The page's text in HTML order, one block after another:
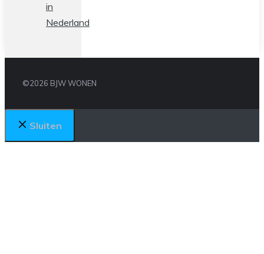
in
Nederland
©2026 BJW WONEN
Sluiten